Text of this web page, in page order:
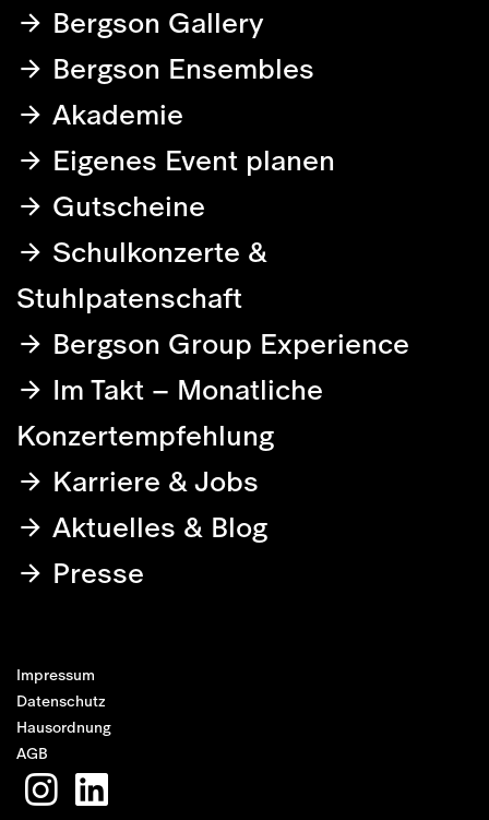
Bergson Gallery
Bergson Ensembles
Akademie
Eigenes Event planen
Gutscheine
Schulkonzerte &
Stuhlpatenschaft
Bergson Group Experience
Im Takt – Monatliche
Konzertempfehlung
Karriere & Jobs
Aktuelles & Blog
Presse
Impressum
Datenschutz
Hausordnung
AGB